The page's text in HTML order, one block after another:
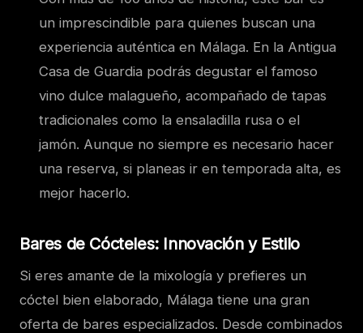
un imprescindible para quienes buscan una
experiencia auténtica en Málaga. En la Antigua
Casa de Guardia podrás degustar el famoso
vino dulce malagueño, acompañado de tapas
tradicionales como la ensaladilla rusa o el
jamón. Aunque no siempre es necesario hacer
una reserva, si planeas ir en temporada alta, es
mejor hacerlo.
Bares de Cócteles: Innovación y Estilo
Si eres amante de la mixología y prefieres un
cóctel bien elaborado, Málaga tiene una gran
oferta de bares especializados. Desde combinados